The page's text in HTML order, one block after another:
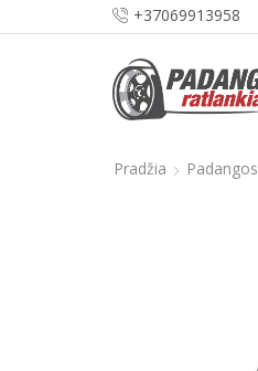
+37069913958
Pradžia Padangos